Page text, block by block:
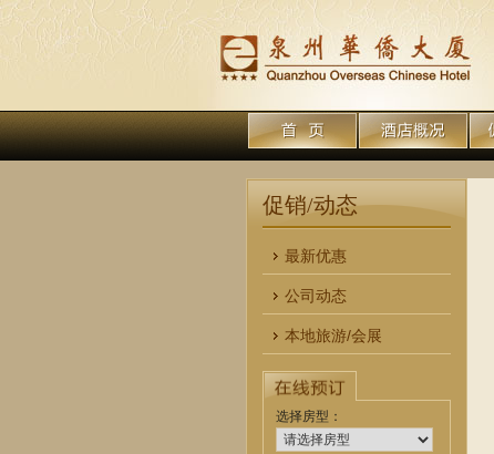
促销/动态
最新优惠
公司动态
本地旅游/会展
选择房型：